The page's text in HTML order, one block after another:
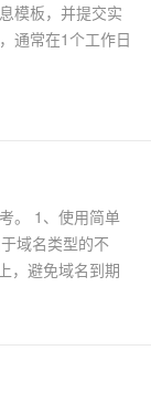
模板，并提交实
通常在1个工作日
。 1、使用简单
域名类型的不
，避免域名到期